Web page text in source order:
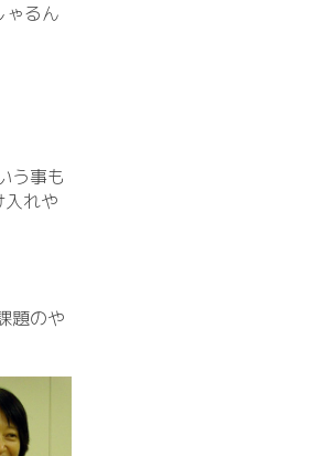
るん
う事も
れや
題のや